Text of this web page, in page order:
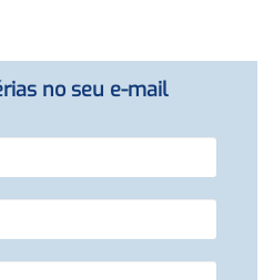
no seu e-mail